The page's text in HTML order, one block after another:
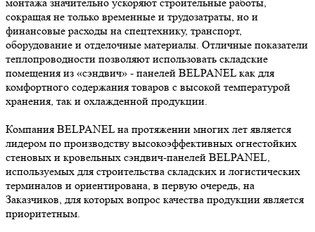
сокращая не только временные и трудозатраты, но и
финансовые расходы на спецтехнику, транспорт,
оборудование и отделочные материалы. Отличные показатели
теплопроводности позволяют использовать складские
помещения из «сэндвич» - панелей BELPANEL как для
комфортного содержания товаров с высокой температурой
хранения, так и охлажденной продукции.
Компания BELPANEL на протяжении многих лет является
лидером по производству высокоэффективных огнестойких
стеновых и кровельных сэндвич-панелей BELPANEL,
используемых для строительства складских и логистических
терминалов и ориентирована, в первую очередь, на
Заказчиков, для которых вопрос качества продукции является
приоритетным.